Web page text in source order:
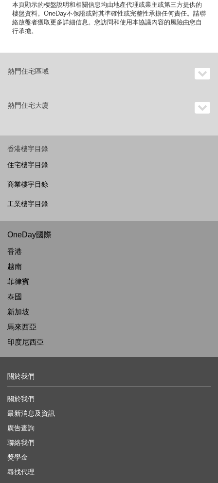
本頁顯示的樓盤說明和相關信息均由地產代理或業主或第三方提供的
樓盤資料。OneDay不保證或對其準確性或完整性承擔任何責任。請聯
絡放盤者獲取更多詳細信息。您訪問和使用本協議內容的風險由您自
行承擔。
熱門住宅區域
熱門住宅大廈
香港樓宇目錄
住宅樓宇目錄
商業樓宇目錄
工業樓宇目錄
OneDay國際
香港
越南
菲律賓
泰國
新加坡
馬來西亞
印度尼西亞
關於我們
關於我們
最新消息及資訊
廣告查詢
聯絡我們
獎學金
尋找代理